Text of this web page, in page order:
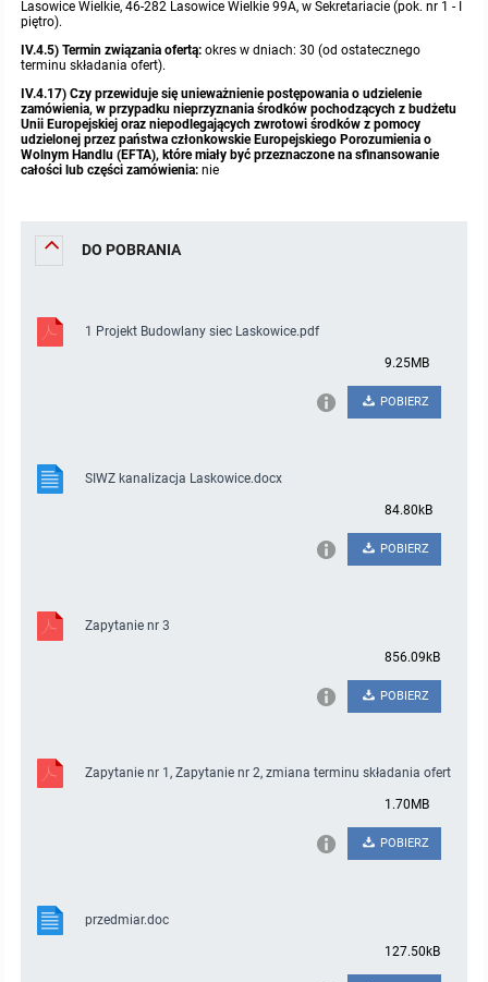
Lasowice Wielkie, 46-282 Lasowice Wielkie 99A, w Sekretariacie (pok. nr 1 - I
piętro).
IV.4.5) Termin związania ofertą: okres w dniach: 30 (od ostatecznego
terminu składania ofert).
IV.4.17) Czy przewiduje się unieważnienie postępowania o udzielenie
zamówienia, w przypadku nieprzyznania środków pochodzących z budżetu
Unii Europejskiej oraz niepodlegających zwrotowi środków z pomocy
udzielonej przez państwa członkowskie Europejskiego Porozumienia o
Wolnym Handlu (EFTA), które miały być przeznaczone na sfinansowanie
całości lub części zamówienia:nie
DO POBRANIA
1 Projekt Budowlany siec Laskowice.pdf
9.25MB
POBIERZ
SIWZ kanalizacja Laskowice.docx
84.80kB
POBIERZ
Zapytanie nr 3
856.09kB
POBIERZ
Zapytanie nr 1, Zapytanie nr 2, zmiana terminu składania ofert
1.70MB
POBIERZ
przedmiar.doc
127.50kB